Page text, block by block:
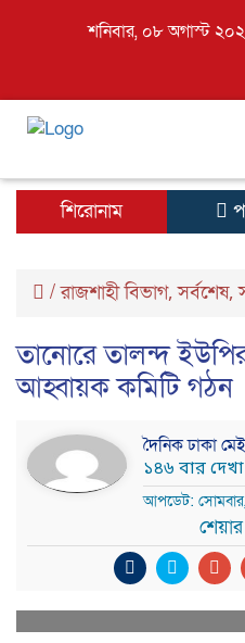
শনিবার, ০৮ অগাস্ট
শিরোনাম
/রাজশাহী বিভাগ,সর্বশেষ,
তানোরে তালন্দ
আহ্বায়ক কমিটি গঠন
দৈনিক ঢাকা
১৪৬ বার
আপডেট: